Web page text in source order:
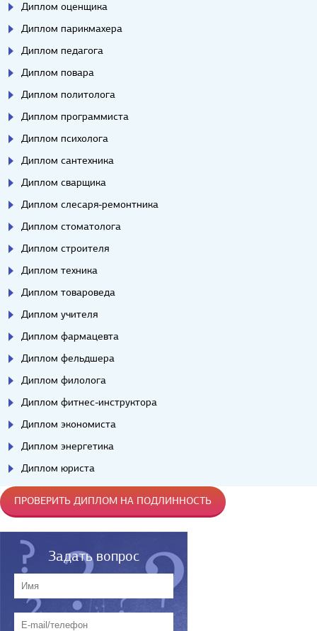
Диплом оценщика
Диплом парикмахера
Диплом педагога
Диплом повара
Диплом политолога
Диплом программиста
Диплом психолога
Диплом сантехника
Диплом сварщика
Диплом слесаря-ремонтника
Диплом стоматолога
Диплом строителя
Диплом техника
Диплом товароведа
Диплом учителя
Диплом фармацевта
Диплом фельдшера
Диплом филолога
Диплом фитнес-инструктора
Диплом экономиста
Диплом энергетика
Диплом юриста
ПРОВЕРИТЬ ДИПЛОМ НА ПОДЛИННОСТЬ
Задать вопрос